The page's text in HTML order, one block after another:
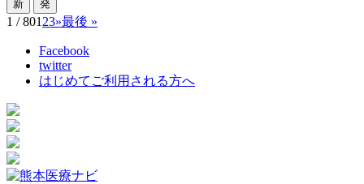
1 / 801 23»最後 »
Facebook
twitter
はじめてご利用される方へ